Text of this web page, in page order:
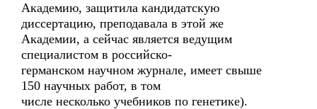
Академию, защитила кандидатскую
диссертацию, преподавала в этой же
Академии, а сейчас является ведущим
специалистом в российско-
германском научном журнале, имеет свыше
150 научных работ, в том
числе несколько учебников по генетике).